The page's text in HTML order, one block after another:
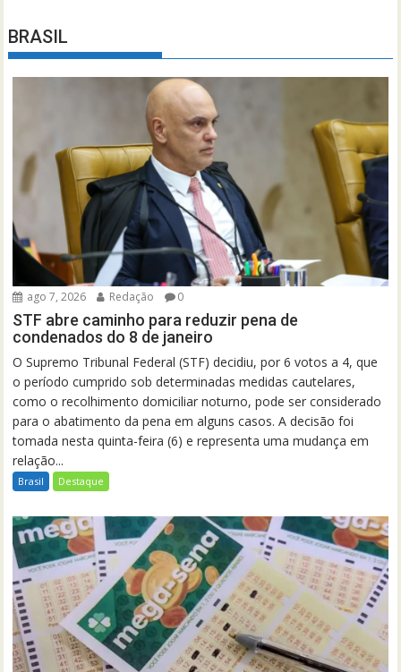
BRASIL
ago 7, 2026 Redação 0
STF abre caminho para reduzir pena de
condenados do 8 de janeiro
O Supremo Tribunal Federal (STF) decidiu, por 6 votos a 4, que
o período cumprido sob determinadas medidas cautelares,
como o recolhimento domiciliar noturno, pode ser considerado
para o abatimento da pena em alguns casos. A decisão foi
tomada nesta quinta-feira (6) e representa uma mudança em
relação...
Brasil Destaque